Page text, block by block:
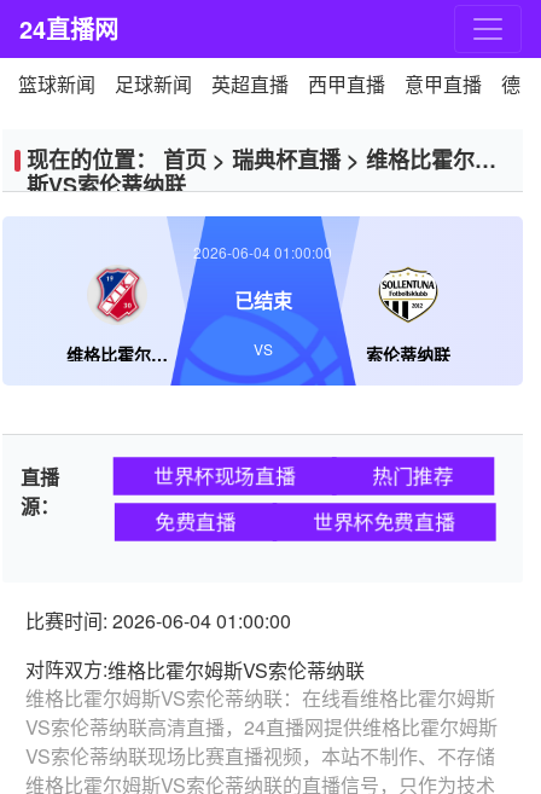
24直播网
篮球新闻 足球新闻 英超直播 西甲直播 意甲直播 德
现在的位置： 首页 > 瑞典杯直播> 维格比霍尔姆
斯VS索伦蒂纳联
维格比霍尔姆斯 索伦蒂纳联
2026-06-04 01:00:00
已结束
VS
直播
源：
世界杯现场直播
热门推荐
免费直播
世界杯免费直播
比赛时间: 2026-06-04 01:00:00
对阵双方:维格比霍尔姆斯VS索伦蒂纳联
维格比霍尔姆斯VS索伦蒂纳联：在线看维格比霍尔姆斯
VS索伦蒂纳联高清直播，24直播网提供维格比霍尔姆斯
VS索伦蒂纳联现场比赛直播视频，本站不制作、不存储
维格比霍尔姆斯VS索伦蒂纳联的直播信号，只作为技术